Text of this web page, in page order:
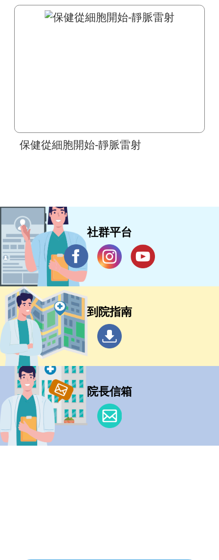
保健從細胞開始-靜脈雷射
社群平台
到院指南
院長信箱